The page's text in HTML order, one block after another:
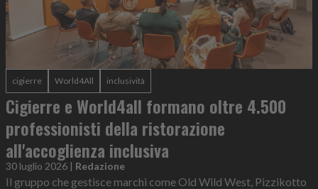
cigierre World4All inclusività
Cigierre e World4all formano oltre 4.500
professionisti della ristorazione
all'accoglienza inclusiva
30 luglio 2026 | Redazione
Il gruppo che gestisce marchi come Old Wild West, Pizzikotto